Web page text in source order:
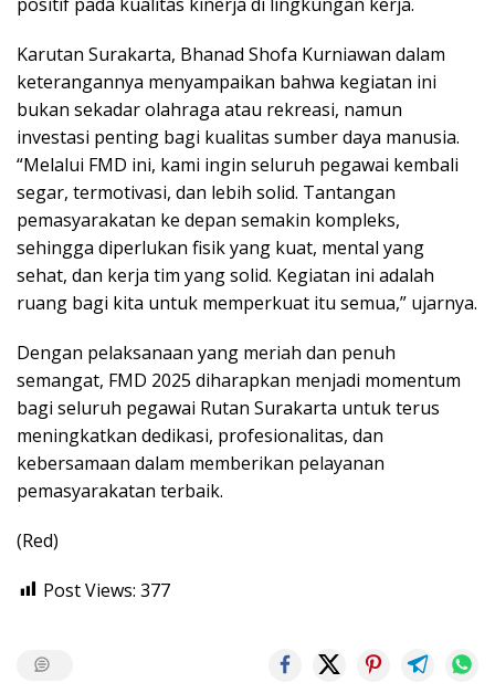
Karutan Surakarta, Bhanad Shofa Kurniawan dalam
keterangannya menyampaikan bahwa kegiatan ini
bukan sekadar olahraga atau rekreasi, namun
investasi penting bagi kualitas sumber daya manusia.
“Melalui FMD ini, kami ingin seluruh pegawai kembali
segar, termotivasi, dan lebih solid. Tantangan
pemasyarakatan ke depan semakin kompleks,
sehingga diperlukan fisik yang kuat, mental yang
sehat, dan kerja tim yang solid. Kegiatan ini adalah
ruang bagi kita untuk memperkuat itu semua,” ujarnya.
Dengan pelaksanaan yang meriah dan penuh
semangat, FMD 2025 diharapkan menjadi momentum
bagi seluruh pegawai Rutan Surakarta untuk terus
meningkatkan dedikasi, profesionalitas, dan
kebersamaan dalam memberikan pelayanan
pemasyarakatan terbaik.
(Red)
Post Views: 377